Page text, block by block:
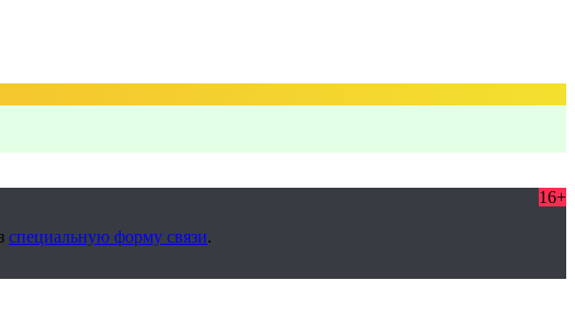
16+
специальную форму связи.